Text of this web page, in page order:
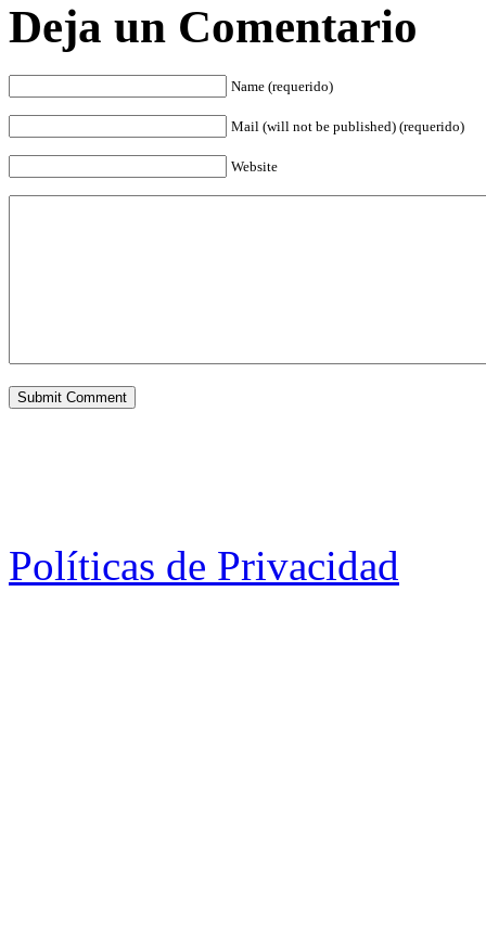
Deja un Comentario
Name (requerido)
Mail (will not be published) (requerido)
Website
Políticas de Privacidad